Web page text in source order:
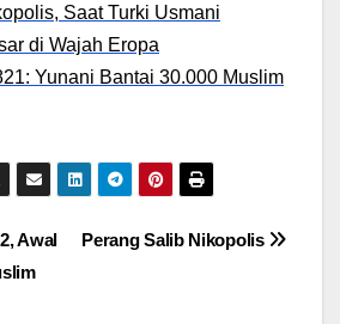
Saat Turki Usmani
di Wajah Eropa
Yunani Bantai 30.000 Muslim
Perang Salib Nikopolis
Awal